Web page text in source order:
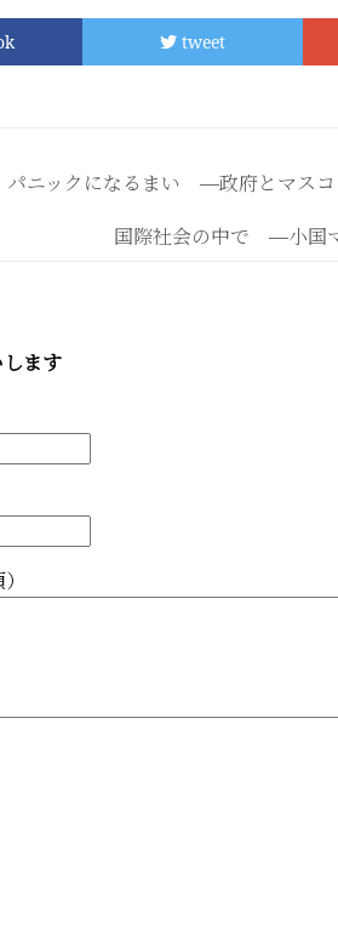
tweet
ックになるまい ―政府とマスコ
国際社会の中で ―小国
ます